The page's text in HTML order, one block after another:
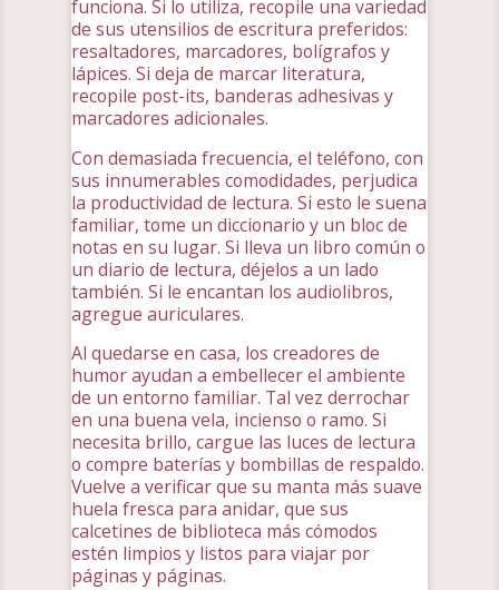
funciona. Si lo utiliza, recopile una variedad
de sus utensilios de escritura preferidos:
resaltadores, marcadores, bolígrafos y
lápices. Si deja de marcar literatura,
recopile post-its, banderas adhesivas y
marcadores adicionales.
Con demasiada frecuencia, el teléfono, con
sus innumerables comodidades, perjudica
la productividad de lectura. Si esto le suena
familiar, tome un diccionario y un bloc de
notas en su lugar. Si lleva un libro común o
un diario de lectura, déjelos a un lado
también. Si le encantan los audiolibros,
agregue auriculares.
Al quedarse en casa, los creadores de
humor ayudan a embellecer el ambiente
de un entorno familiar. Tal vez derrochar
en una buena vela, incienso o ramo. Si
necesita brillo, cargue las luces de lectura
o compre baterías y bombillas de respaldo.
Vuelve a verificar que su manta más suave
huela fresca para anidar, que sus
calcetines de biblioteca más cómodos
estén limpios y listos para viajar por
páginas y páginas.